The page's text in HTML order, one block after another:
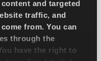
and targeted
traffic, and
from. You can
through the
have the right to